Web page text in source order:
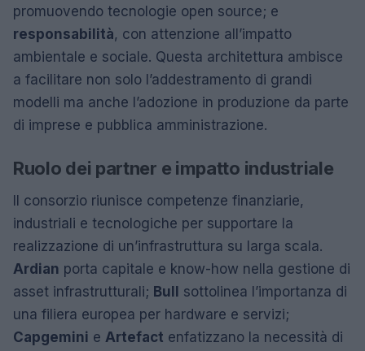
promuovendo tecnologie open source; e
responsabilità, con attenzione all’impatto
ambientale e sociale. Questa architettura ambisce
a facilitare non solo l’addestramento di grandi
modelli ma anche l’adozione in produzione da parte
di imprese e pubblica amministrazione.
Ruolo dei partner e impatto industriale
Il consorzio riunisce competenze finanziarie,
industriali e tecnologiche per supportare la
realizzazione di un’infrastruttura su larga scala.
Ardian porta capitale e know-how nella gestione di
asset infrastrutturali; Bull
sottolinea l’importanza di
una filiera europea per hardware e servizi;
Capgemini e Artefact enfatizzano la necessità di